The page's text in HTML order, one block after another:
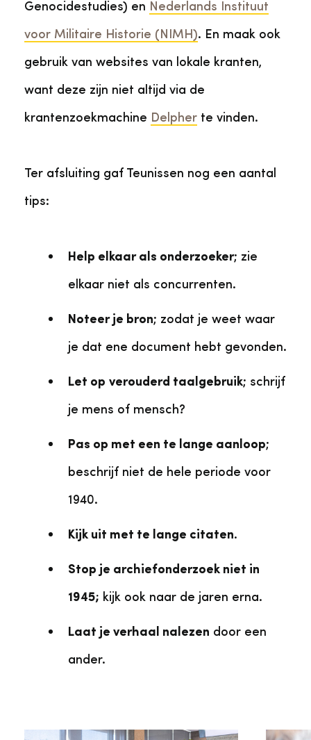
Genocidestudies) en Nederlands Instituut
voor Militaire Historie (NIMH). En maak ook
gebruik van websites van lokale kranten,
want deze zijn niet altijd via de
krantenzoekmachine Delpher te vinden.
Ter afsluiting gaf Teunissen nog een aantal
tips:
Help elkaar als onderzoeker; zie
elkaar niet als concurrenten.
Noteer je bron; zodat je weet waar
je dat ene document hebt gevonden.
Let op verouderd taalgebruik; schrijf
je mens of mensch?
Pas op met een te lange aanloop;
beschrijf niet de hele periode voor
1940.
Kijk uit met te lange citaten.
Stop je archiefonderzoek niet in
1945; kijk ook naar de jaren erna.
Laat je verhaal nalezen door een
ander.